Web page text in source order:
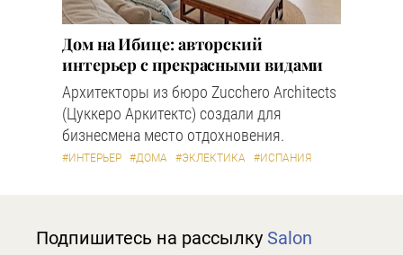
Дом на Ибице: авторский
интерьер с прекрасными видами
Архитекторы из бюро Zucchero Architects
(Цуккеро Аркитектс) создали для
бизнесмена место отдохновения.
#ИНТЕРЬЕР #ДОМА #ЭКЛЕКТИКА #ИСПАНИЯ
Подпишитесь на рассылку Salon